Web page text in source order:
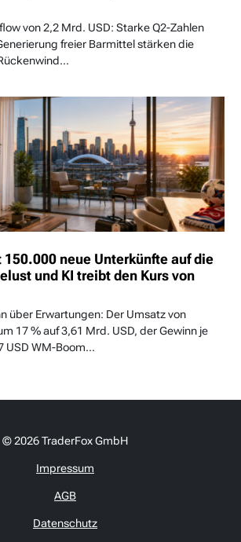
von 2,2 Mrd. USD: Starke Q2-Zahlen
freier Barmittel stärken die
150.000 neue Unterkünfte auf die
und KI treibt den Kurs von
über Erwartungen: Der Umsatz von
17 % auf 3,61 Mrd. USD, der Gewinn je
USD WM-Boom...
© 2026 TraderFox GmbH
Impressum
AGB
Datenschutz